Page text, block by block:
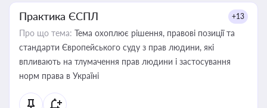
Практика ЄСПЛ +13
Про що тема: Тема охоплює рішення, правові позиції та
стандарти Європейського суду з прав людини, які
впливають на тлумачення прав людини і застосування
норм права в Україні